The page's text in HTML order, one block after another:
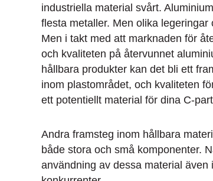
industriella material svårt.
flesta metaller. Men olika
Men i takt med att marknaden för
och kvaliteten på återvunnet
hållbara produkter kan det bli ett
inom plastområdet, och kvaliteten
ett potentiellt material för dina C-
Andra framsteg inom hållbara
både stora och små komponenter.
användning av dessa material